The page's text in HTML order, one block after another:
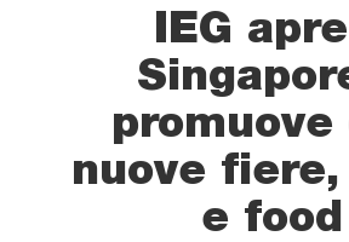
IEG
promuove
nuove
e food